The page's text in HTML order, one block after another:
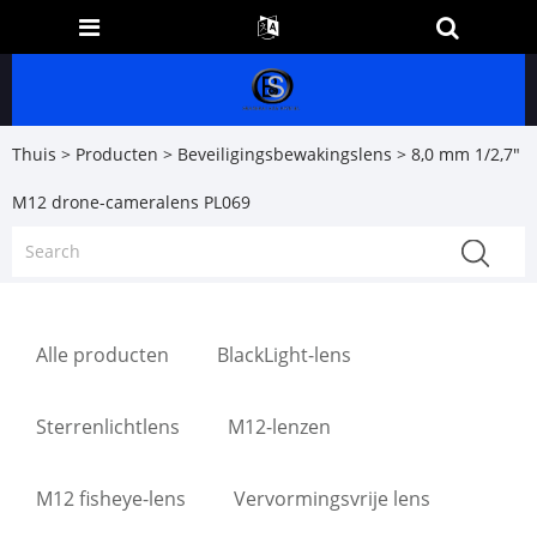
Thuis > Producten > Beveiligingsbewakingslens > 8,0 mm 1/2,7"
M12 drone-cameralens PL069
Alle producten BlackLight-lens
Sterrenlichtlens M12-lenzen
M12 fisheye-lens Vervormingsvrije lens